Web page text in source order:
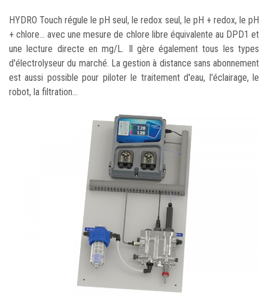
HYDRO Touch régule le pH seul, le redox seul, le pH + redox, le pH
+ chlore... avec une mesure de chlore libre équivalente au DPD1 et
une lecture directe en mg/L. Il gère également tous les types
d'électrolyseur du marché. La gestion à distance sans abonnement
est aussi possible pour piloter le traitement d'eau, l'éclairage, le
robot, la filtration...